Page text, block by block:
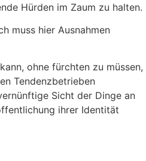
Hürden im Zaum zu halten.
muss hier Ausnahmen
ohne fürchten zu müssen,
Tendenzbetrieben
Sicht der Dinge an
ihrer Identität